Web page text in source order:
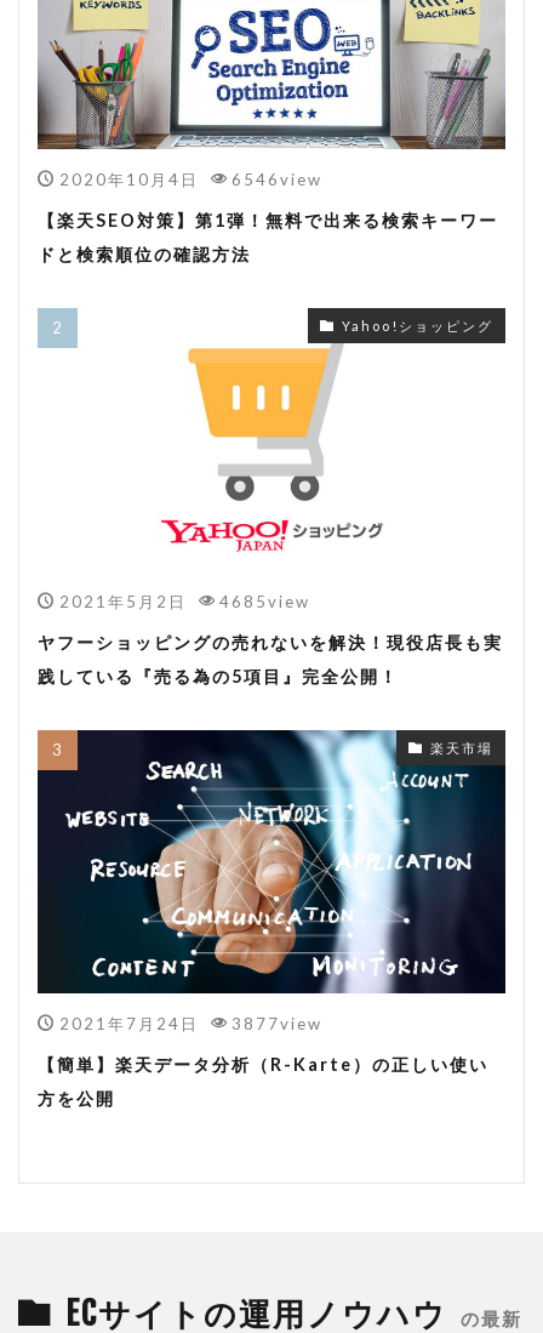
2020年10月4日 6546view
【楽天SEO対策】第1弾！無料で出来る検索キーワー
ドと検索順位の確認方法
Yahoo!ショッピング
2021年5月2日 4685view
ヤフーショッピングの売れないを解決！現役店長も実
践している『売る為の5項目』完全公開！
楽天市場
2021年7月24日 3877view
【簡単】楽天データ分析（R-Karte）の正しい使い
方を公開
ECサイトの運用ノウハウ の最新